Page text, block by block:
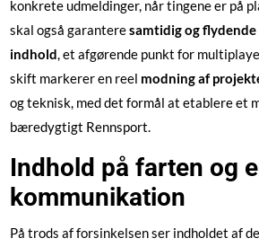
konkrete udmeldinger, når tingene er på
skal også garanteresamtidig og
indhold, et afgørende punkt for
skift markerer en reel modning af
og teknisk, med det formål at etablere et
bæredygtigt Rennsport.
Indhold på farten og
kommunikation
På trods af forsinkelsen ser indholdet af